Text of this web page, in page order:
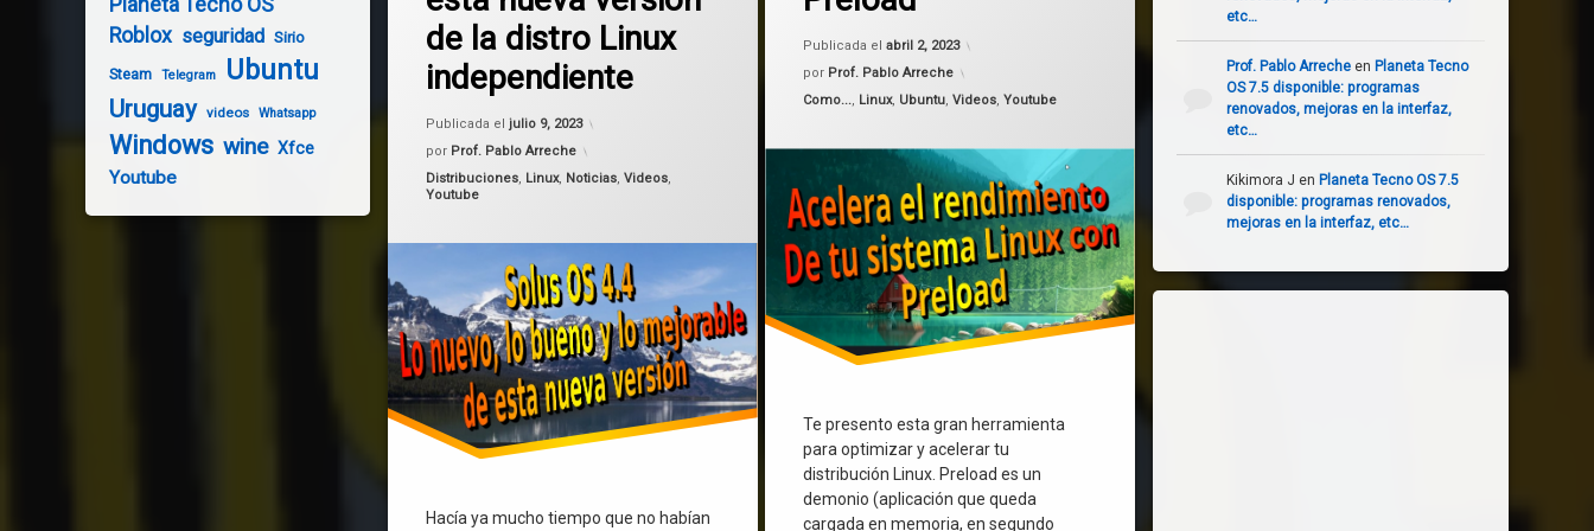
de la distro Linux
independiente
Publicada eljulio 9, 2023
por Prof. Pablo Arreche
Categorías:
Distribuciones, Linux, Noticias,Videos,
Youtube
Hacía ya mucho tiempo que no habían
Solus OS
Publicada elabril 2, 2023
por Prof. Pablo Arreche
Categorías:
Como..., Linux, Ubuntu,Videos,Youtube
Te presento esta gran herramienta
para optimizar y acelerar tu
distribución Linux. Preload es un
demonio (aplicación que queda
cargada en memoria, en segundo
preload
Planeta Tecno OS
Roblox seguridad Sirio
Steam Telegram Ubuntu
Uruguay videos Whatsapp
Windows wine Xfce
Youtube
etc…
Prof. Pablo Arrecheen Planeta Tecno
OS 7.5 disponible: programas
renovados, mejoras en la interfaz,
etc…
Kikimora J en Planeta Tecno OS 7.5
disponible: programas renovados,
mejoras en la interfaz, etc…